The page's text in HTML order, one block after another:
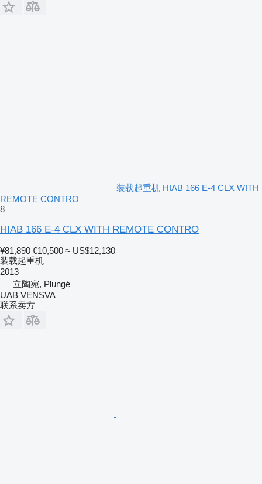
装载起重机 HIAB 166 E-4 CLX WITH
REMOTE CONTRO
8
HIAB 166 E-4 CLX WITH REMOTE CONTRO
¥81,890 €10,500 ≈ US$12,130
装载起重机
2013
立陶宛, Plungė
UAB VENSVA
联系卖方